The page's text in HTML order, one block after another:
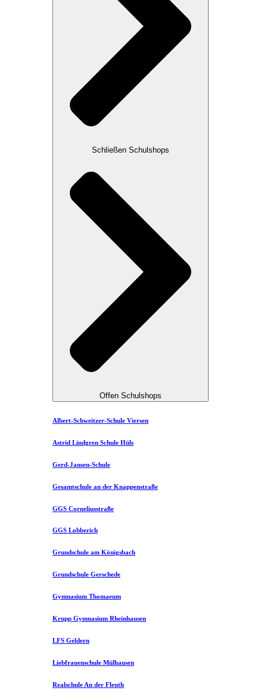
Schließen Schulshops
Offen Schulshops
Albert-Schweitzer-Schule Viersen
Astrid Lindgren Schule Hüls
Gerd-Jansen-Schule
Gesamtschule an der Knappenstraße
GGS Corneliusstraße
GGS Lobberich
Grundschule am Königsbach
Grundschule Gerschede
Gymnasium Thomaeum
Krupp Gymnasium Rheinhausen
LFS Geldern
Liebfrauenschule Mülhausen​
Realschule An der Fleuth